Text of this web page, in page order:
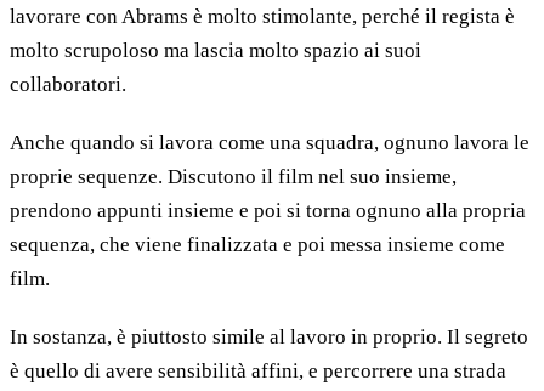
lavorare con Abrams è molto stimolante, perché il regista è
molto scrupoloso ma lascia molto spazio ai suoi
collaboratori.
Anche quando si lavora come una squadra, ognuno lavora le
proprie sequenze. Discutono il film nel suo insieme,
prendono appunti insieme e poi si torna ognuno alla propria
sequenza, che viene finalizzata e poi messa insieme come
film.
In sostanza, è piuttosto simile al lavoro in proprio. Il segreto
è quello di avere sensibilità affini, e percorrere una strada